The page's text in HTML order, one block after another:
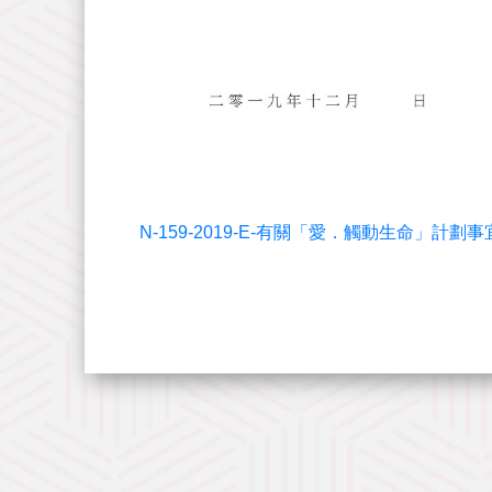
N-159-2019-E-有關「愛．觸動生命」計劃事